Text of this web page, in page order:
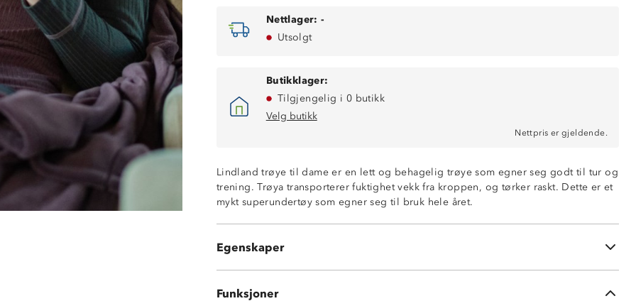
Nettlager: -
Utsolgt
Butikklager:
Tilgjengelig i 0 butikk
Velg butikk
Nettpris er gjeldende.
Lindland trøye til dame er en lett og behagelig trøye som egner seg godt til tur og
trening. Trøya transporterer fuktighet vekk fra kroppen, og tørker raskt. Dette er et
mykt superundertøy som egner seg til bruk hele året.
Egenskaper
100% polyester
Funksjoner